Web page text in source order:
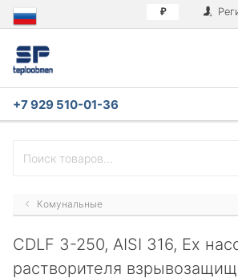
₽
+7 929 510-01-36
Комунальные
CDLF 3-250, AISI 316, Ex
растворителя